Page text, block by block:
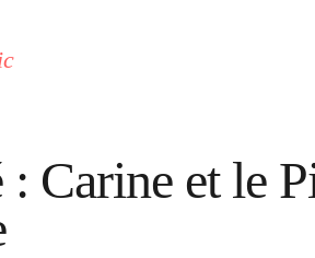
: Carine et le